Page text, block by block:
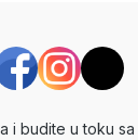
i budite u toku